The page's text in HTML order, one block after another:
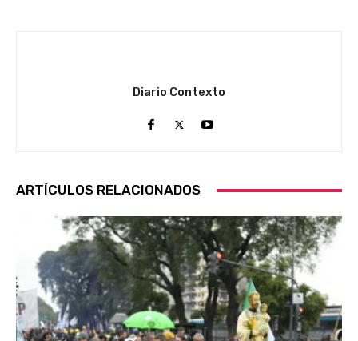
Diario Contexto
ARTÍCULOS RELACIONADOS